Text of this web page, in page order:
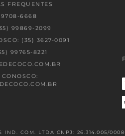
FREQUENTES
6668
99869-2099
(35) 3627-0091
99765-8221
IND. COM. LTDA CNPJ: 26.314.005/